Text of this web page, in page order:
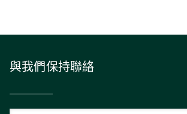
與我們保持聯絡